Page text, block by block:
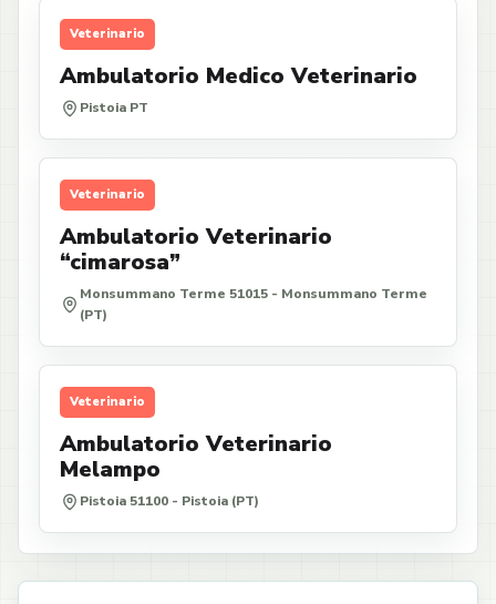
Veterinario
Ambulatorio Medico Veterinario
Pistoia PT
Veterinario
Ambulatorio Veterinario
“cimarosa”
Monsummano Terme 51015 - Monsummano Terme
(PT)
Veterinario
Ambulatorio Veterinario
Melampo
Pistoia 51100 - Pistoia (PT)